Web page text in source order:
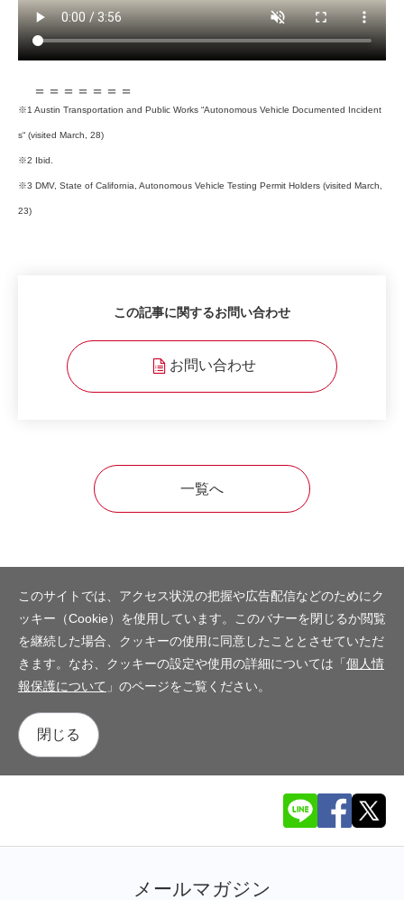
＝＝＝＝＝＝＝
※1 Austin Transportation and Public Works “Autonomous Vehicle Documented Incident
s“ (visited March, 28)
※2 Ibid.
※3 DMV, State of California, Autonomous Vehicle Testing Permit Holders (visited March,
23)
この記事に関するお問い合わせ
お問い合わせ
一覧へ
このサイトでは、アクセス状況の把握や広告配信などのためにク
ッキー（Cookie）を使用しています。このバナーを閉じるか閲覧
を継続した場合、クッキーの使用に同意したこととさせていただ
きます。なお、クッキーの設定や使用の詳細については「 個人情
報保護について 」のページをご覧ください。
閉じる
メールマガジン